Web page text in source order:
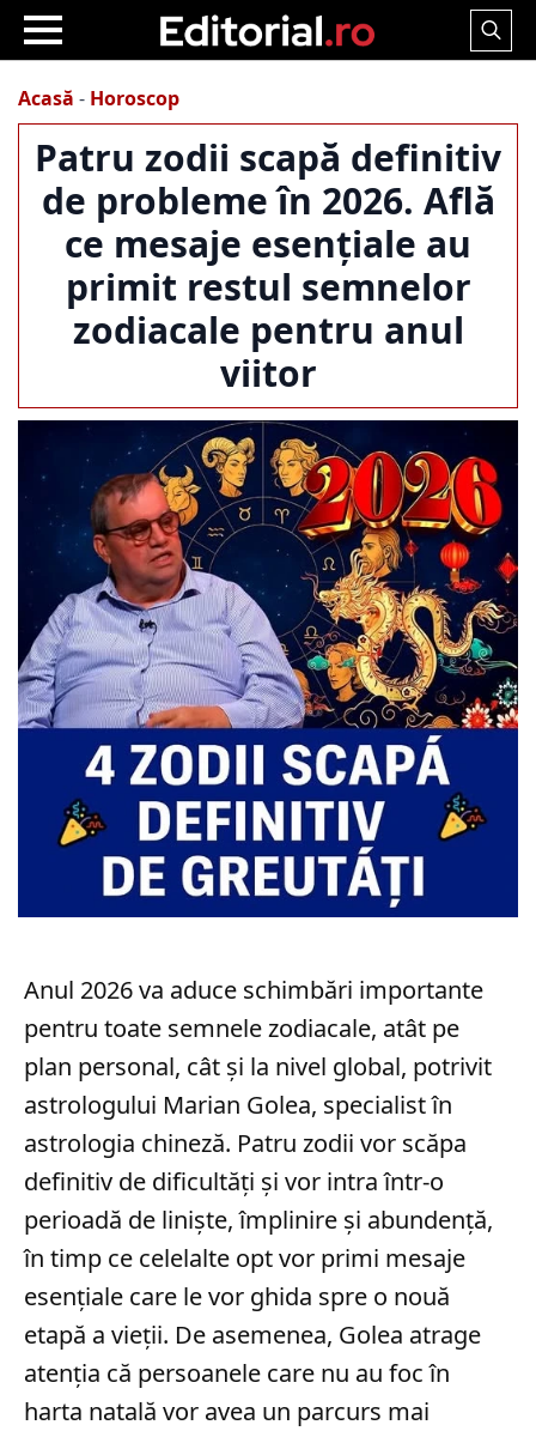
Search
Acasă - Horoscop
Patru zodii scapă definitiv
de probleme în 2026. Află
ce mesaje esențiale au
primit restul semnelor
zodiacale pentru anul
viitor
Anul 2026 va aduce schimbări importante
pentru toate semnele zodiacale, atât pe
plan personal, cât și la nivel global, potrivit
astrologului Marian Golea, specialist în
astrologia chineză. Patru zodii vor scăpa
definitiv de dificultăți și vor intra într-o
perioadă de liniște, împlinire și abundență,
în timp ce celelalte opt vor primi mesaje
esențiale care le vor ghida spre o nouă
etapă a vieții. De asemenea, Golea atrage
atenția că persoanele care nu au foc în
harta natală vor avea un parcurs mai